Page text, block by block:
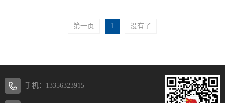
第一页 1 没有了
手机：13356323915